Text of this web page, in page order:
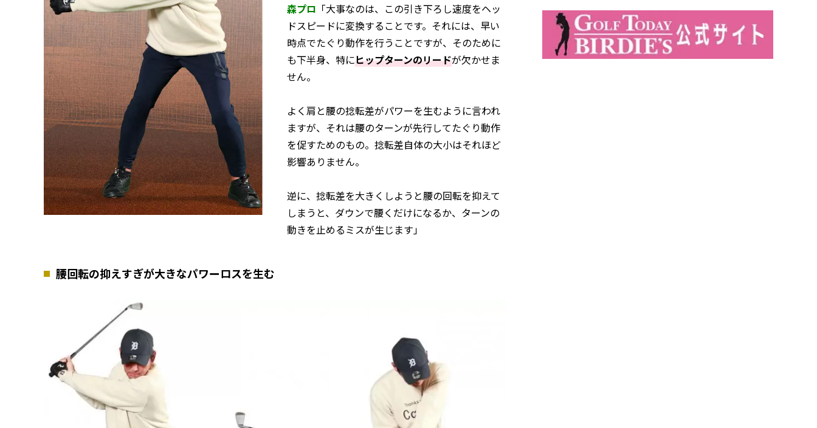
森プロ 「大事なのは、この引き下ろし速度をヘッ
ドスピードに変換することです。それには、早い
時点でたぐり動作を行うことですが、そのために
も下半身、特にヒップターンのリードが欠かせま
せん。
よく肩と腰の捻転差がパワーを生むように言われ
ますが、それは腰のターンが先行してたぐり動作
を促すためのもの。捻転差自体の大小はそれほど
影響ありません。
逆に、捻転差を大きくしようと腰の回転を抑えて
しまうと、ダウンで腰くだけになるか、ターンの
動きを止めるミスが生じます」
腰回転の抑えすぎが大きなパワーロスを生む